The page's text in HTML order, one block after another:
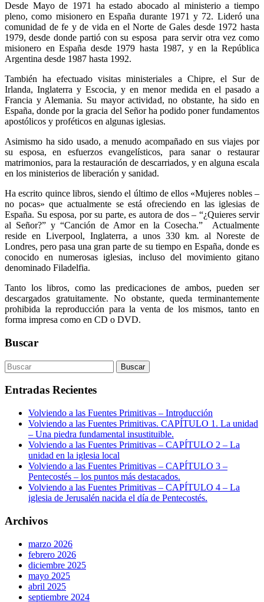
Desde Mayo de 1971 ha estado abocado al ministerio a tiempo
pleno, como misionero en España durante 1971 y 72. Lideró una
comunidad de fe y de vida en el Norte de Gales desde 1972 hasta
1979, desde donde partió con su esposa para servir otra vez como
misionero en España desde 1979 hasta 1987, y en la República
Argentina desde 1987 hasta 1992.
También ha efectuado visitas ministeriales a Chipre, el Sur de
Irlanda, Inglaterra y Escocia, y en menor medida en el pasado a
Francia y Alemania. Su mayor actividad, no obstante, ha sido en
España, donde por la gracia del Señor ha podido poner fundamentos
apostólicos y proféticos en algunas iglesias.
Asimismo ha sido usado, a menudo acompañado en sus viajes por
su esposa, en esfuerzos evangelísticos, para sanar o restaurar
matrimonios, para la restauración de descarriados, y en alguna escala
en los ministerios de liberación y sanidad.
Ha escrito quince libros, siendo el último de ellos «Mujeres nobles –
no pocas» que actualmente se está ofreciendo en las iglesias de
España. Su esposa, por su parte, es autora de dos – “¿Quieres servir
al Señor?” y “Canción de Amor en la Cosecha.” Actualmente
reside en Liverpool, Inglaterra, a unos 330 km. al Noreste de
Londres, pero pasa una gran parte de su tiempo en España, donde es
conocido en numerosas iglesias, incluso del movimiento gitano
denominado Filadelfia.
Tanto los libros, como las predicaciones de ambos, pueden ser
descargados gratuitamente. No obstante, queda terminantemente
prohibida la reproducción para la venta de los mismos, tanto en
forma impresa como en CD o DVD.
Buscar
Entradas Recientes
Volviendo a las Fuentes Primitivas – Introducción
Volviendo a las Fuentes Primitivas. CAPÍTULO 1. La unidad
– Una piedra fundamental insustituible.
Volviendo a las Fuentes Primitivas – CAPÍTULO 2 – La
unidad en la iglesia local
Volviendo a las Fuentes Primitivas – CAPÍTULO 3 –
Pentecostés – los puntos más destacados.
Volviendo a las Fuentes Primitivas – CAPÍTULO 4 – La
iglesia de Jerusalén nacida el día de Pentecostés.
Archivos
marzo 2026
febrero 2026
diciembre 2025
mayo 2025
abril 2025
septiembre 2024